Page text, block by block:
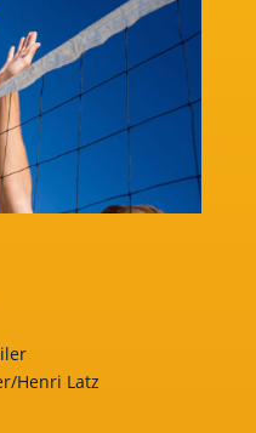
Henri Latz